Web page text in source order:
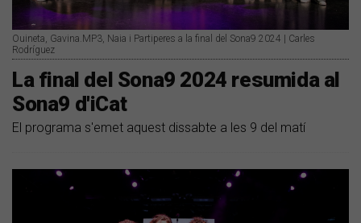
Ouineta, Gavina.MP3, Naia i Partiperes a la final del Sona9 2024 | Carles
Rodríguez
La final del Sona9 2024 resumida al
Sona9 d'iCat
El programa s'emet aquest dissabte a les 9 del matí